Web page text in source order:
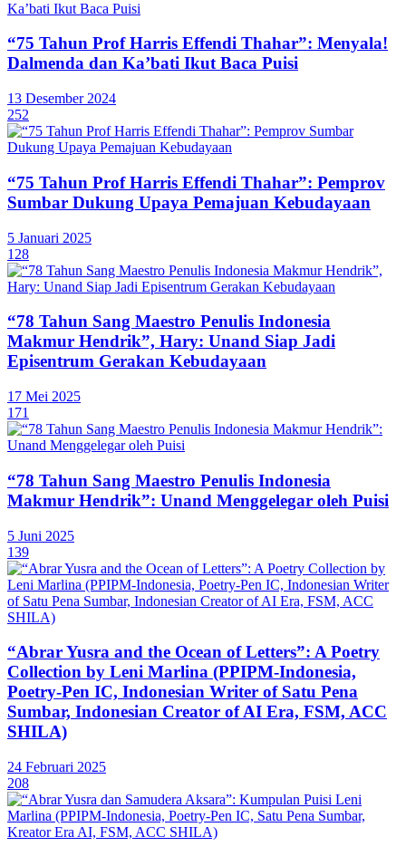
“75 Tahun Prof Harris Effendi Thahar”: Menyala!
Dalmenda dan Ka’bati Ikut Baca Puisi
13 Desember 2024
252
“75 Tahun Prof Harris Effendi Thahar”: Pemprov
Sumbar Dukung Upaya Pemajuan Kebudayaan
5 Januari 2025
128
“78 Tahun Sang Maestro Penulis Indonesia
Makmur Hendrik”, Hary: Unand Siap Jadi
Episentrum Gerakan Kebudayaan
17 Mei 2025
171
“78 Tahun Sang Maestro Penulis Indonesia
Makmur Hendrik”: Unand Menggelegar oleh Puisi
5 Juni 2025
139
“Abrar Yusra and the Ocean of Letters”: A Poetry
Collection by Leni Marlina (PPIPM-Indonesia,
Poetry-Pen IC, Indonesian Writer of Satu Pena
Sumbar, Indonesian Creator of AI Era, FSM, ACC
SHILA)
24 Februari 2025
208